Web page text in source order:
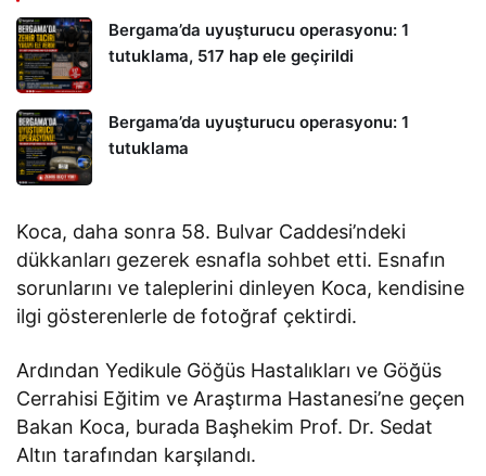
Bergama’da uyuşturucu operasyonu: 1
tutuklama, 517 hap ele geçirildi
Bergama’da uyuşturucu operasyonu: 1
tutuklama
Koca, daha sonra 58. Bulvar Caddesi’ndeki
dükkanları gezerek esnafla sohbet etti. Esnafın
sorunlarını ve taleplerini dinleyen Koca, kendisine
ilgi gösterenlerle de fotoğraf çektirdi.
Ardından Yedikule Göğüs Hastalıkları ve Göğüs
Cerrahisi Eğitim ve Araştırma Hastanesi’ne geçen
Bakan Koca, burada Başhekim Prof. Dr. Sedat
Altın tarafından karşılandı.